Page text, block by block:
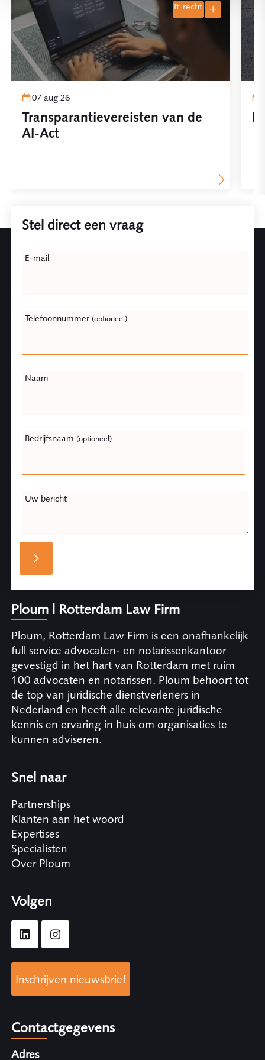
it-recht
07 aug 26
Transparantievereisten van de
AI-Act
Stel direct een vraag
this
E-mail
Telefoonnummer (optioneel)
Naam
Bedrijfsnaam (optioneel)
Uw bericht
Ploum | Rotterdam Law Firm
Ploum, Rotterdam Law Firm is een onafhankelijk
full service advocaten- en notarissenkantoor
gevestigd in het hart van Rotterdam met ruim
100 advocaten en notarissen. Ploum behoort tot
de top van juridische dienstverleners in
Nederland en heeft alle relevante juridische
kennis en ervaring in huis om organisaties te
kunnen adviseren.
Snel naar
Partnerships
Klanten aan het woord
Expertises
Specialisten
Over Ploum
Volgen
Inschrijven nieuwsbrief
Contactgegevens
Adres